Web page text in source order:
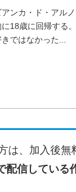
ンカ・ド・アル
18歳に回帰する
ではなかった...
は、加入後無
配信している